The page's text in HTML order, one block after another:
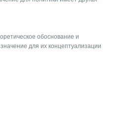
обоснование и
для их концептуализации